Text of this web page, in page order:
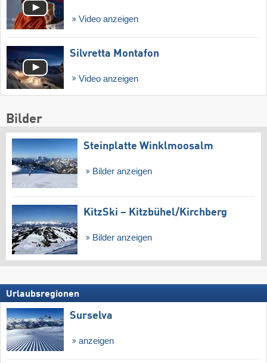
Video anzeigen
Silvretta Montafon
Video anzeigen
Bilder
Steinplatte Winklmoosalm
Bilder anzeigen
KitzSki – Kitzbühel/​Kirchberg
Bilder anzeigen
Urlaubsregionen
Surselva
anzeigen